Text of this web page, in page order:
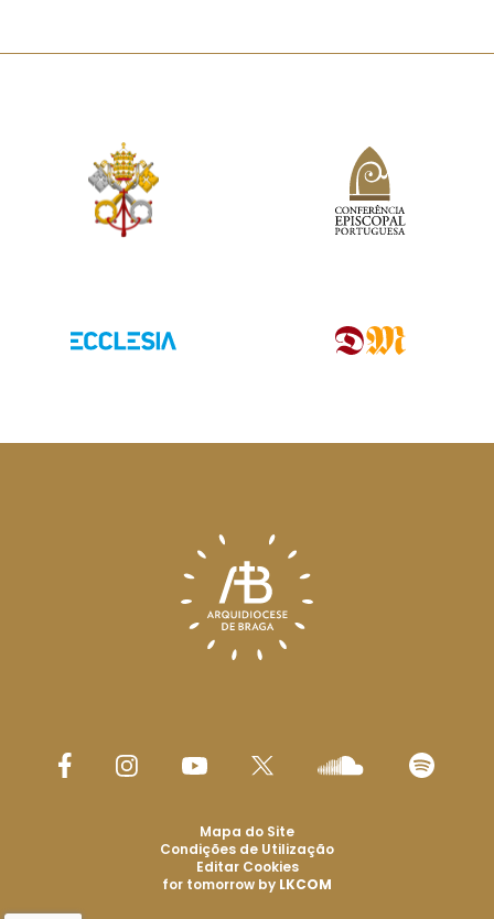
Mapa do Site
Condições de Utilização
Editar Cookies
for tomorrow by LKCOM